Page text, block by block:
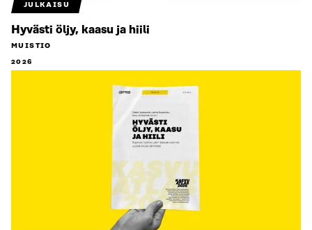
JULKAISU
Hyvästi öljy, kaasu ja hiili
MUISTIO
2026